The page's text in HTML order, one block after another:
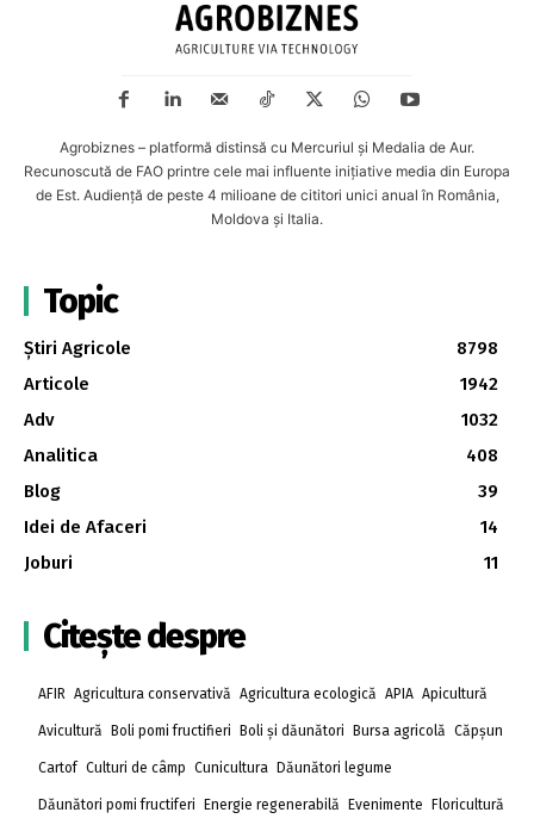
Agrobiznes – platformă distinsă cu Mercuriul și Medalia de Aur.
Recunoscută de FAO printre cele mai influente inițiative media din Europa
de Est. Audiență de peste 4 milioane de cititori unici anual în România,
Moldova și Italia.
Topic
Știri Agricole
8798
Articole
1942
Adv
1032
Analitica
408
Blog
39
Idei de Afaceri
14
Joburi
11
Citește despre
AFIR Agricultura conservativă Agricultura ecologică APIA Apicultură
Avicultură Boli pomi fructifieri Boli și dăunători Bursa agricolă Căpșun
Cartof Culturi de câmp Cunicultura Dăunători legume
Dăunători pomi fructiferi Energie regenerabilă Evenimente Floricultură